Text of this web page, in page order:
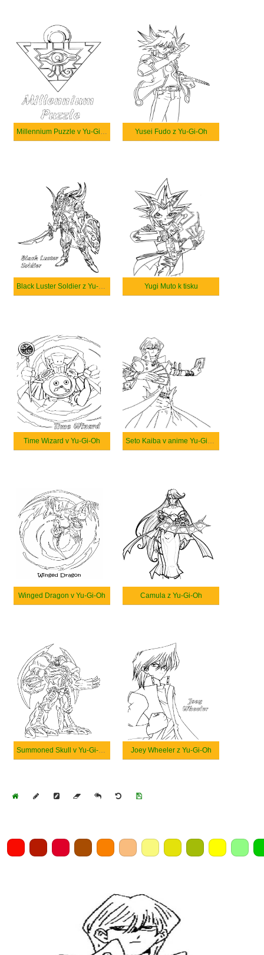
Millennium Puzzle v Yu-Gi-Oh Yusei Fudo z Yu-Gi-Oh
Black Luster Soldier z Yu-Gi-Oh Yugi Muto k tisku
Time Wizard v Yu-Gi-Oh Seto Kaiba v anime Yu-Gi-Oh
Winged Dragon v Yu-Gi-Oh Camula z Yu-Gi-Oh
Summoned Skull v Yu-Gi-Oh Joey Wheeler z Yu-Gi-Oh